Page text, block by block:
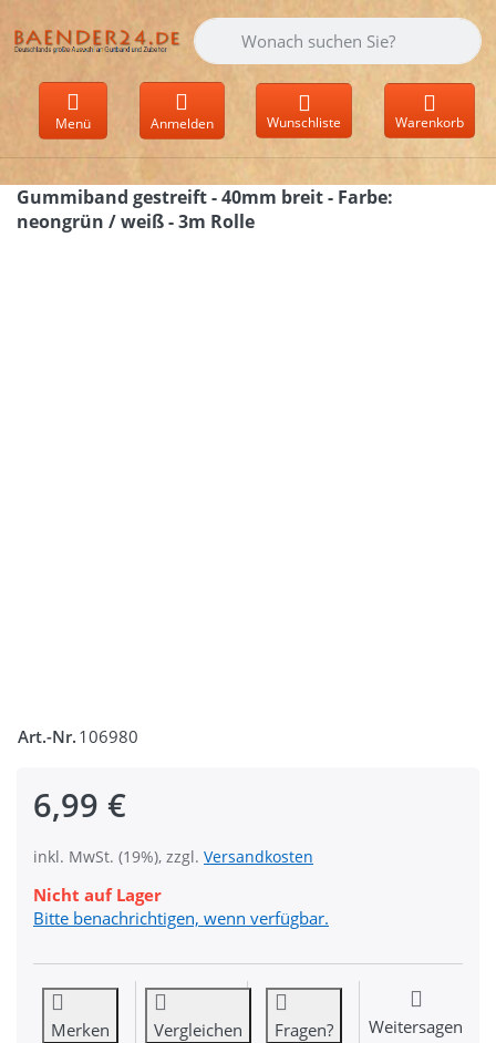
Geben Sie einen Suchbegriff ein.
Menü Anmelden Wunschliste Warenkorb
Gummiband gestreift - 40mm breit - Farbe:
neongrün / weiß - 3m Rolle
Art.-Nr. 106980
6,99 €
inkl. MwSt. (19%), zzgl. Versandkosten
Nicht auf Lager
Bitte benachrichtigen, wenn verfügbar.
Merken Vergleichen Fragen? Weitersagen